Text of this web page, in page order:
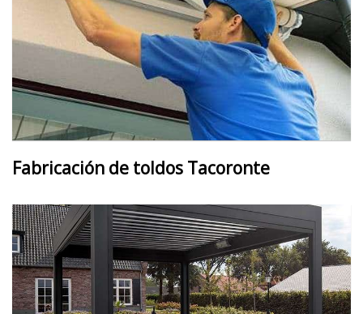
Fabricación de toldos Tacoronte